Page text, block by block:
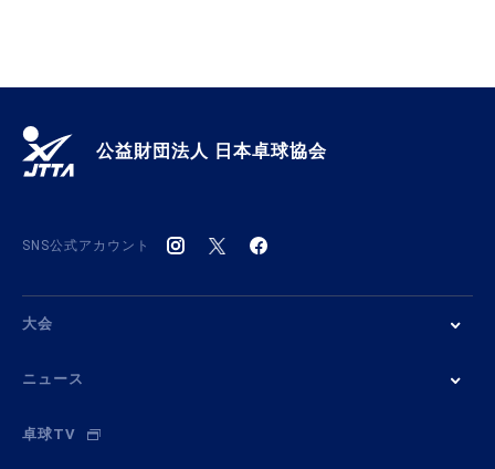
公益財団法人 日本卓球協会
SNS公式アカウント
大会
ニュース
卓球TV